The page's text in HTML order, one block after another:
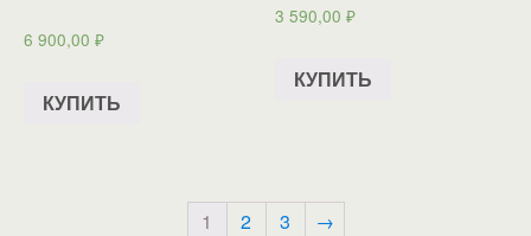
6 900,00 ₽
КУПИТЬ
3 590,00₽
КУПИТЬ
1 2 3 →